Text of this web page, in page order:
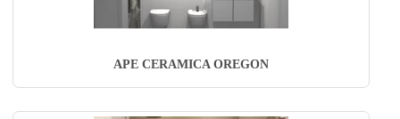
APE CERAMICA OREGON